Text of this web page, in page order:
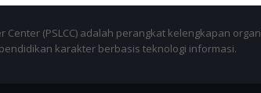
Center (PSLCC) adalah perangkat kelengkapan
karakter berbasis teknologi informasi.